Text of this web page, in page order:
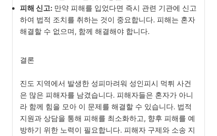
피해 신고: 만약 피해를 입었다면 즉시 관련 기관에 신고
하여 법적 조치를 취하는 것이 중요합니다. 피해는 혼자
해결할 수 없으며, 함께 해결해야 합니다.
결론
진도 지역에서 발생한 성피마려워 성인피시 먹튀 사건
은 많은 피해자를 남겼습니다. 피해자들은 혼자가 아니
라 함께 힘을 모아 이 문제를 해결할 수 있습니다. 법적
지원과 상담을 통해 피해를 최소화하고, 향후 피해를 예
방하기 위한 노력이 필요합니다. 피해자 구제와 소송 지